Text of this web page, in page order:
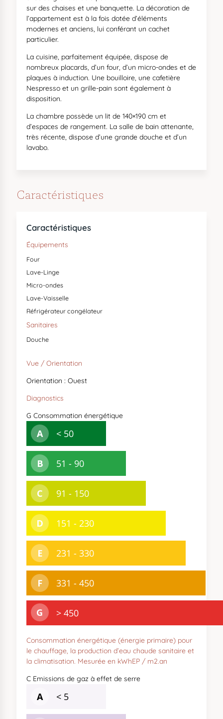
sur des chaises et une banquette. La décoration de
l’appartement est à la fois dotée d’éléments
modernes et anciens, lui conférant un cachet
particulier.
La cuisine, parfaitement équipée, dispose de
nombreux placards, d’un four, d’un micro-ondes et de
plaques à induction. Une bouilloire, une cafetière
Nespresso et un grille-pain sont également à
disposition.
La chambre possède un lit de 140×190 cm et
d’espaces de rangement. La salle de bain attenante,
très récente, dispose d’une grande douche et d’un
lavabo.
Caractéristiques
Caractéristiques
Équipements
Four
Lave-Linge
Micro-ondes
Lave-Vaisselle
Réfrigérateur congélateur
Sanitaires
Douche
Vue / Orientation
Orientation : Ouest
Diagnostics
G Consommation énergétique
Consommation énergétique (énergie primaire) pour
le chauffage, la production d’eau chaude sanitaire et
la climatisation. Mesurée en kWhEP / m2.an
CEmissions de gaz à effet de serre